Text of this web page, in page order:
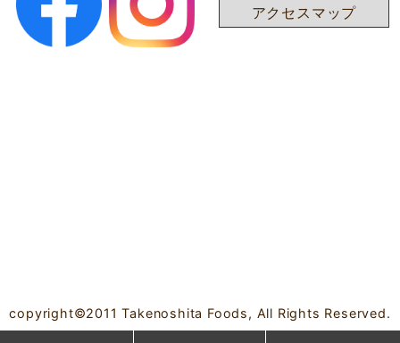
アクセスマップ
copyright©2011 Takenoshita Foods, All Rights Reserved.